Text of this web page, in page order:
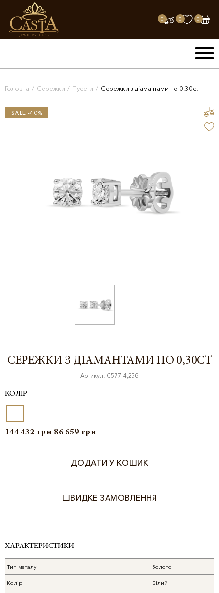
0 0 0
Головна / Сережки / Пусети / Сережки з діамантами по 0,30ct
SALE -40%
СЕРЕЖКИ З ДІАМАНТАМИ ПО 0,30CT
Артикул: С577-4,25б
КОЛІР
144 432грн 86 659 грн
ДОДАТИ У КОШИК
ШВИДКЕ ЗАМОВЛЕННЯ
ХАРАКТЕРИСТИКИ
Тип металу Золото
Колір Білий